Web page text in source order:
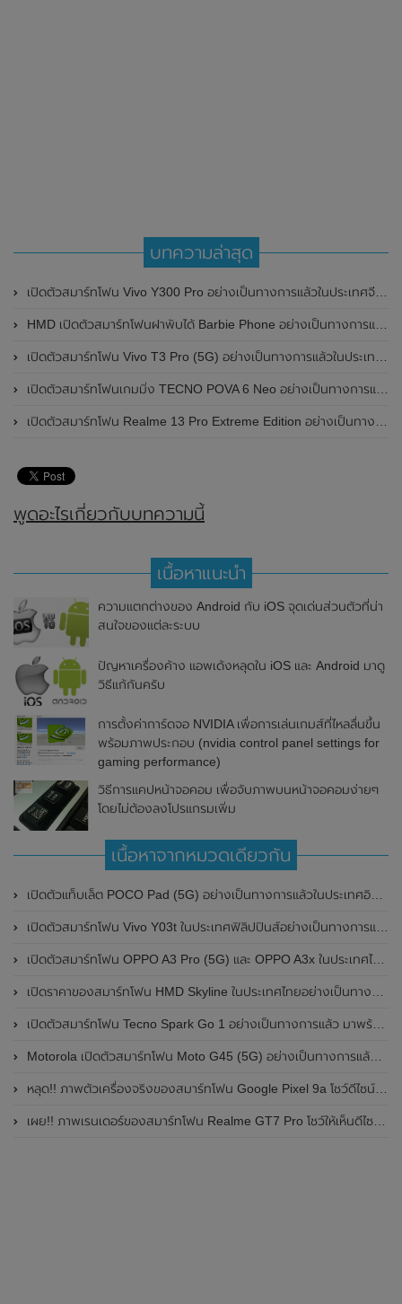
บทความล่าสุด
เปิดตัวสมาร์ทโฟน Vivo Y300 Pro อย่างเป็นทางการแล้วในประเทศจีน มาพร้อมดีไซน์พรีเมี่ยม ทนทาน และแบตเตอรี่สุดอึดขนาดใหญ่ 6,500mAh พร้อมรองรับการชาร์จไว 80W
HMD เปิดตัวสมาร์ทโฟนฝาพับได้ Barbie Phone อย่างเป็นทางการแล้ว มาพร้อมธีมสีชมพูสดใส
เปิดตัวสมาร์ทโฟน Vivo T3 Pro (5G) อย่างเป็นทางการแล้วในประเทศอินเดีย
เปิดตัวสมาร์ทโฟนเกมมิ่ง TECNO POVA 6 Neo อย่างเป็นทางการแล้วในประเทศไทย ในราคา 8,499 บาท
เปิดตัวสมาร์ทโฟน Realme 13 Pro Extreme Edition อย่างเป็นทางการแล้วในประเทศจีน
พูดอะไรเกี่ยวกับบทความนี้
เนื้อหาแนะนำ
ความแตกต่างของ Android กับ iOS จุดเด่นส่วนตัวที่น่า
สนใจของแต่ละระบบ
ปัญหาเครื่องค้าง แอพเด้งหลุดใน iOS และ Android มาดู
วิธีแก้กันครับ
การตั้งค่าการ์ดจอ NVIDIA เพื่อการเล่นเกมส์ที่ไหลลื่นขึ้น
พร้อมภาพประกอบ (nvidia control panel settings for
gaming performance)
วิธีการแคปหน้าจอคอม เพื่อจับภาพบนหน้าจอคอมง่ายๆ
โดยไม่ต้องลงโปรแกรมเพิ่ม
เนื้อหาจากหมวดเดียวกัน
เปิดตัวแท็บเล็ต POCO Pad (5G) อย่างเป็นทางการแล้วในประเทศอินเดีย มาพร้อมชิปเซ็ต Snapdragon 7s Gen 2 ของ Qualcomm และรองรับเครือข่าย 5G
เปิดตัวสมาร์ทโฟน Vivo Y03t ในประเทศฟิลิปปินส์อย่างเป็นทางการแล้ว มาพร้อมชิปเซ็ต Unisoc T612 , กล้องหลัง ความละเอียด 13MP , แบตเตอรี่ 5,000mAh และหน้าจอแสดงผล LCD / 90Hz
เปิดตัวสมาร์ทโฟน OPPO A3 Pro (5G) และ OPPO A3x ในประเทศไทยอย่างเป็นทางการแล้ว ในราคาเริ่มต้นเพียง 3,999 บาท
เปิดราคาของสมาร์ทโฟน HMD Skyline ในประเทศไทยอย่างเป็นทางการแล้ว ราคา 14,990 บาท
เปิดตัวสมาร์ทโฟน Tecno Spark Go 1 อย่างเป็นทางการแล้ว มาพร้อมหน้าจอแสดงผล LCD / 120Hz , แบตเตอรี่ 5,000mAh และใช้ชิปเซ็ต Unisoc
Motorola เปิดตัวสมาร์ทโฟน Moto G45 (5G) อย่างเป็นทางการแล้วในอินเดีย
หลุด!! ภาพตัวเครื่องจริงของสมาร์ทโฟน Google Pixel 9a โชว์ดีไซน์ใหม่ กล้องหลังแบนราบ ไม่มีกรอบของกล้องแล้ว
เผย!! ภาพเรนเดอร์ของสมาร์ทโฟน Realme GT7 Pro โชว์ให้เห็นดีไซน์ใหม่ พร้อมเผยรายละเอียดสเปกที่สำคัญบางส่วน